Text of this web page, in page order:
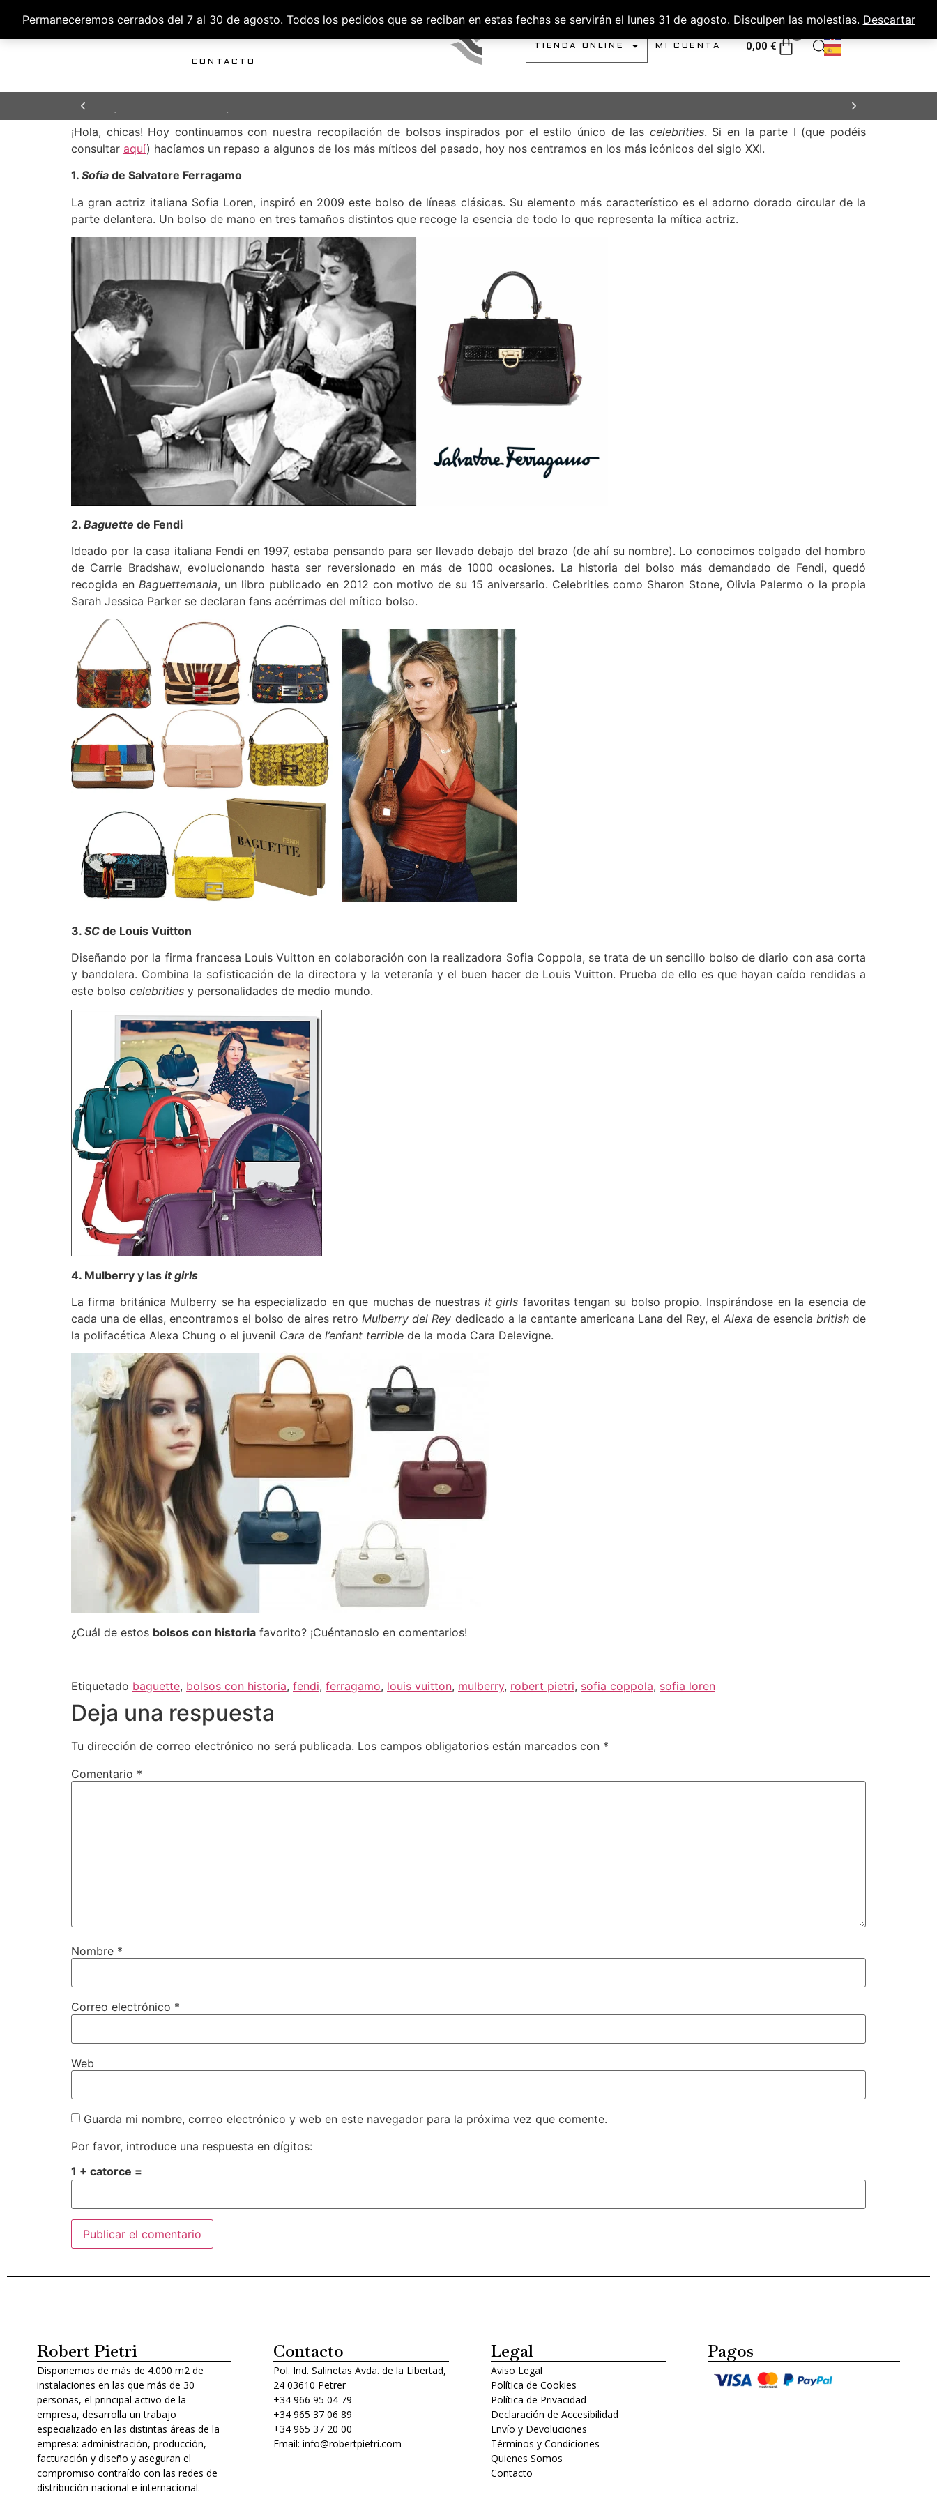
Permaneceremos cerrados del 7 al 30 de agosto. Todos los pedidos que se reciban en estas fechas se servirán el lunes 31 de agosto. Disculpen las molestias. Descartar
CONTACTO
TIENDA ONLINE MI CUENTA 0,00 €
BALEARES
24/48H
BALEARES
24/48H
BALEARES
24/48H
¡Hola, chicas! Hoy continuamos con nuestra recopilación de bolsos inspirados por el estilo único de las celebrities. Si en la parte I (que podéis
consultar aquí) hacíamos un repaso a algunos de los más míticos del pasado, hoy nos centramos en los más icónicos del siglo XXI.
1. Sofia de Salvatore Ferragamo
La gran actriz italiana Sofia Loren, inspiró en 2009 este bolso de líneas clásicas. Su elemento más característico es el adorno dorado circular de la
parte delantera. Un bolso de mano en tres tamaños distintos que recoge la esencia de todo lo que representa la mítica actriz.
2. Baguette de Fendi
Ideado por la casa italiana Fendi en 1997, estaba pensando para ser llevado debajo del brazo (de ahí su nombre). Lo conocimos colgado del hombro
de Carrie Bradshaw, evolucionando hasta ser reversionado en más de 1000 ocasiones. La historia del bolso más demandado de Fendi, quedó
recogida en Baguettemania, un libro publicado en 2012 con motivo de su 15 aniversario. Celebrities como Sharon Stone, Olivia Palermo o la propia
Sarah Jessica Parker se declaran fans acérrimas del mítico bolso.
3. SC de Louis Vuitton
Diseñando por la firma francesa Louis Vuitton en colaboración con la realizadora Sofia Coppola, se trata de un sencillo bolso de diario con asa corta
y bandolera. Combina la sofisticación de la directora y la veteranía y el buen hacer de Louis Vuitton. Prueba de ello es que hayan caído rendidas a
este bolso celebrities y personalidades de medio mundo.
4. Mulberry y las it girls
La firma británica Mulberry se ha especializado en que muchas de nuestras it girls favoritas tengan su bolso propio. Inspirándose en la esencia de
cada una de ellas, encontramos el bolso de aires retroMulberry del Rey dedicado a la cantante americana Lana del Rey, el Alexa de esencia britishde
la polifacética Alexa Chung o el juvenil Cara de l’enfant terrible de la moda Cara Delevigne.
¿Cuál de estos bolsos con historia favorito? ¡Cuéntanoslo en comentarios!
Etiquetado baguette, bolsos con historia, fendi, ferragamo, louis vuitton, mulberry, robert pietri, sofia coppola, sofia loren
Deja una respuesta
Tu dirección de correo electrónico no será publicada. Los campos obligatorios están marcados con *
Comentario *
Nombre *
Correo electrónico *
Web
Guarda mi nombre, correo electrónico y web en este navegador para la próxima vez que comente.
Por favor, introduce una respuesta en dígitos:
1 + catorce =
Robert Pietri
Disponemos de más de 4.000 m2 de
instalaciones en las que más de 30
personas, el principal activo de la
empresa, desarrolla un trabajo
especializado en las distintas áreas de la
empresa: administración, producción,
facturación y diseño y aseguran el
compromiso contraído con las redes de
distribución nacional e internacional.
Contacto
Pol. Ind. Salinetas Avda. de la Libertad,
24 03610 Petrer
+34 966 95 04 79
+34 965 37 06 89
+34 965 37 20 00
Email: info@robertpietri.com
Legal
Aviso Legal
Política de Cookies
Política de Privacidad
Declaración de Accesibilidad
Envío y Devoluciones
Términos y Condiciones
Quienes Somos
Contacto
Pagos